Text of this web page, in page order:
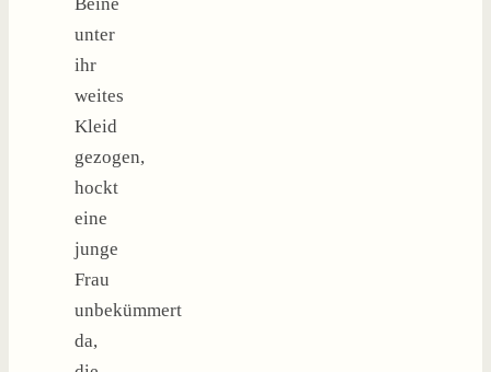
unter
ihr
weites
Kleid
gezogen,
hockt
eine
junge
Frau
unbekümmert
da,